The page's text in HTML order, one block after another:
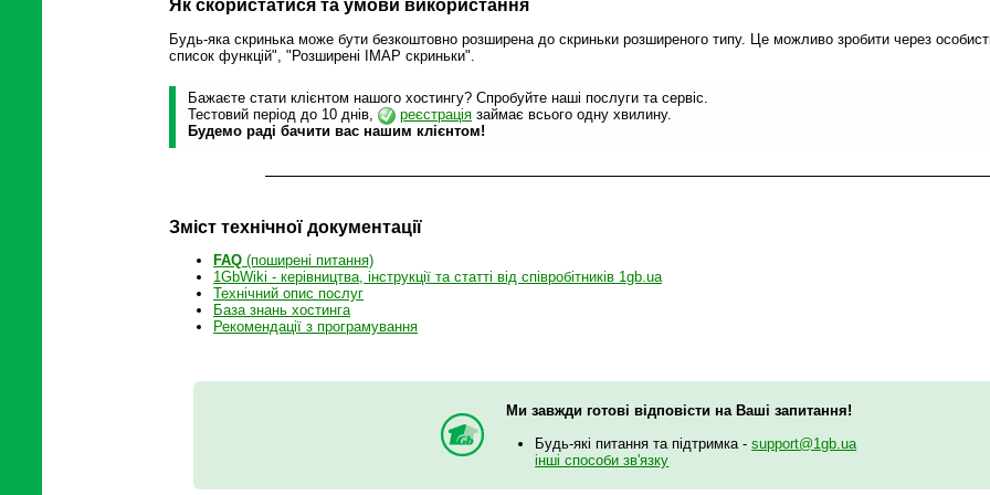
Як скористатися та умови використання
Будь-яка скринька може бути безкоштовно розширена до скриньки розширеного типу. Це можливо зробити через
список функцій", "Розширені IMAP скриньки".
Бажаєте стати клієнтом нашого хостингу? Спробуйте наші послуги та сервіс.
Тестовий період до 10 днів,
реєстрація займає всього одну хвилину.
Будемо раді бачити вас нашим клієнтом!
Зміст технічної документації
FAQ (поширені питання)
1GbWiki - керівництва, інструкції та статті від співробітників 1gb.ua
Технічний опис послуг
База знань хостинга
Рекомендації з програмування
Ми завжди готові відповісти на Ваші запитання!
Будь-які питання та підтримка -support@1gb.ua
інші способи зв'язку